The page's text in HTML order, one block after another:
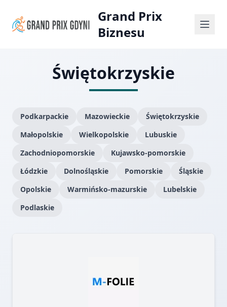
Grand Prix
Biznesu
Świętokrzyskie
Podkarpackie Mazowieckie
Świętokrzyskie
Małopolskie
Wielkopolskie
Lubuskie
Zachodniopomorskie
Kujawsko-pomorskie
Łódzkie
Dolnośląskie Pomorskie
Śląskie
Opolskie
Warmińsko-mazurskie
Lubelskie
Podlaskie